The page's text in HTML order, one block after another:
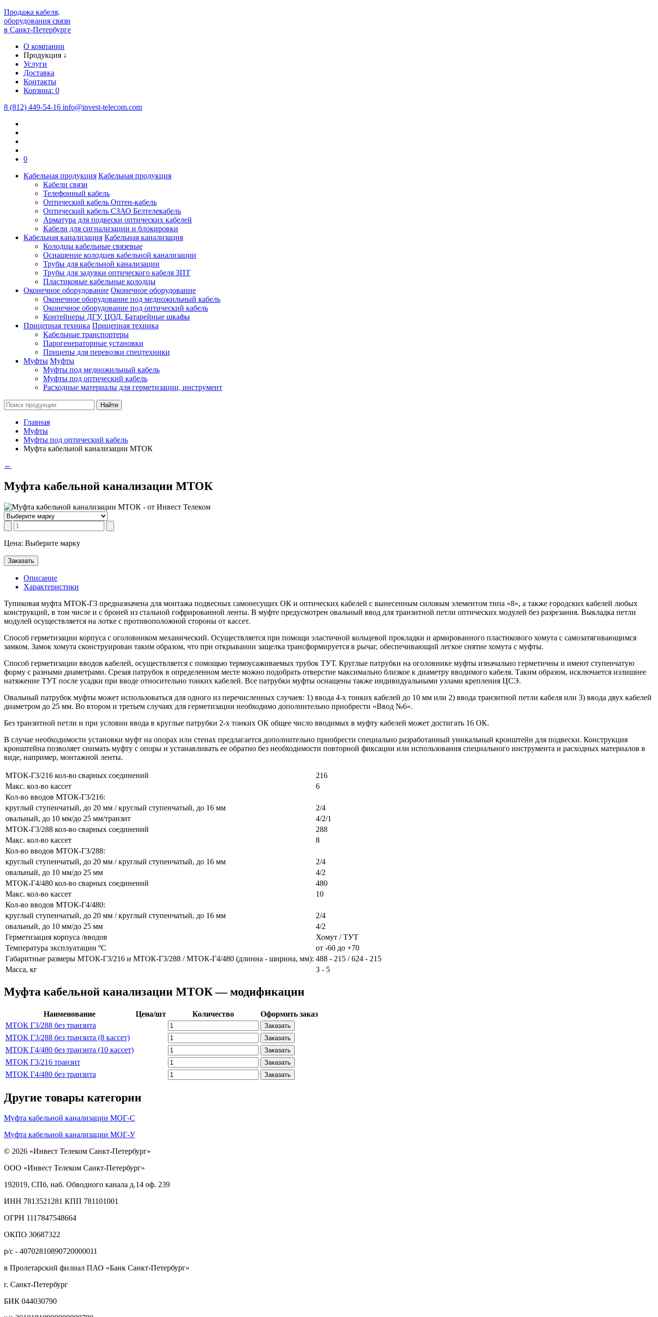
Продажа кабеля,
оборудования связи
в Санкт-Петербурге
О компании
Продукция ↓
Услуги
Доставка
Контакты
Корзина: 0
8 (812) 449-54-16 info@invest-telecom.com
0
Кабельная продукция Кабельная продукция
Кабели связи
Телефонный кабель
Оптический кабель Оптен-кабель
Оптический кабель СЗАО Белтелекабель
Арматура для подвески оптических кабелей
Кабели для сигнализации и блокировки
Кабельная канализация Кабельная канализация
Колодцы кабельные связевые
Оснащение колодцев кабельной канализации
Трубы для кабельной канализации
Трубы для задувки оптического кабеля ЗПТ
Пластиковые кабельные колодцы
Оконечное оборудование Оконечное оборудование
Оконечное оборудование под медножильный кабель
Оконечное оборудование под оптический кабель
Контейнеры ДГУ, ЦОД, Батарейные шкафы
Прицепная техника Прицепная техника
Кабельные транспортеры
Парогенераторные установки
Прицепы для перевозки спецтехники
Муфты Муфты
Муфты под медножильный кабель
Муфты под оптический кабель
Расходные материалы для герметизации, инструмент
Главная
Муфты
Муфты под оптический кабель
Муфта кабельной канализации МТОК
←
Муфта кабельной канализации МТОК
Цена: Выберите марку
Заказать
Описание
Характеристики
Тупиковая муфта МТОК-Г3 предназначена для монтажа подвесных самонесущих ОК и оптических кабелей с вынесенным силовым элементом типа «8», а также городских кабелей любых
конструкций, в том числе и с броней из стальной гофрированной ленты. В муфте предусмотрен овальный ввод для транзитной петли оптических модулей без разрезания. Выкладка петли
модулей осуществляется на лотке с противоположной стороны от кассет.
Способ герметизации корпуса с оголовником механический. Осуществляется при помощи эластичной кольцевой прокладки и армированного пластикового хомута с самозатягивающимся
замком. Замок хомута сконструирован таким образом, что при открывании защелка трансформируется в рычаг, обеспечивающий легкое снятие хомута с муфты.
Способ герметизации вводов кабелей, осуществляется с помощью термоусаживаемых трубок ТУТ. Круглые патрубки на оголовнике муфты изначально герметичны и имеют ступенчатую
форму с разными диаметрами. Срезая патрубок в определенном месте можно подобрать отверстие максимально близкое к диаметру вводимого кабеля. Таким образом, исключается излишнее
натяжение ТУТ после усадки при вводе относительно тонких кабелей. Все патрубки муфты оснащены также индивидуальными узлами крепления ЦСЭ.
Овальный патрубок муфты может использоваться для одного из перечисленных случаев: 1) ввода 4-х тонких кабелей до 10 мм или 2) ввода транзитной петли кабеля или 3) ввода двух кабелей
диаметром до 25 мм. Во втором и третьем случаях для герметизации необходимо дополнительно приобрести «Ввод №6».
Без транзитной петли и при условии ввода в круглые патрубки 2-х тонких ОК общее число вводимых в муфту кабелей может достигать 16 ОК.
В случае необходимости установки муфт на опорах или стенах предлагается дополнительно приобрести специально разработанный уникальный кронштейн для подвески. Конструкция
кронштейна позволяет снимать муфту с опоры и устанавливать ее обратно без необходимости повторной фиксации или использования специального инструмента и расходных материалов в
виде, например, монтажной ленты.
МТОК-Г3/216 кол-во сварных соединений
216
Макс. кол-во кассет
6
Кол-во вводов МТОК-Г3/216:
круглый ступенчатый, до 20 мм / круглый ступенчатый, до 16 мм
2/4
овальный, до 10 мм/до 25 мм/транзит
4/2/1
МТОК-Г3/288 кол-во сварных соединений
288
Макс. кол-во кассет
8
Кол-во вводов МТОК-Г3/288:
круглый ступенчатый, до 20 мм / круглый ступенчатый, до 16 мм
2/4
овальный, до 10 мм/до 25 мм
4/2
МТОК-Г4/480 кол-во сварных соединений
480
Макс. кол-во кассет
10
Кол-во вводов МТОК-Г4/480:
круглый ступенчатый, до 20 мм / круглый ступенчатый, до 16 мм
2/4
овальный, до 10 мм/до 25 мм
4/2
Герметизация корпуса /вводов
Хомут / ТУТ
Температура эксплуатации ºС
от -60 до +70
Габаритные размеры МТОК-Г3/216 и МТОК-Г3/288 / МТОК-Г4/480 (длинна - ширина, мм): 488 - 215 / 624 - 215
Масса, кг
3 - 5
Муфта кабельной канализации МТОК — модификации
Наименование Цена/шт Количество
Оформить заказ
МТОК Г3/288 без транзита
Заказать
МТОК Г3/288 без транзита (8 кассет) Заказать
МТОК Г4/480 без транзита (10 кассет) Заказать
МТОК Г3/216 транзит Заказать
МТОК Г4/480 без транзита Заказать
Другие товары категории
Муфта кабельной канализации МОГ-С
Муфта кабельной канализации МОГ-У
© 2026 «Инвест Телеком Санкт-Петербург»
ООО «Инвест Телеком Санкт-Петербург»
192019, СПб, наб. Обводного канала д.14 оф. 239
ИНН 7813521281 КПП 781101001
ОГРН 1117847548664
ОКПО 30687322
р/с - 40702810890720000011
в Пролетарский филиал ПАО «Банк Санкт-Петербург»
г. Санкт-Петербург
БИК 044030790